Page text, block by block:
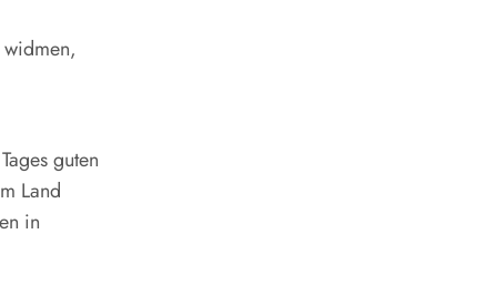
guten
Land
in